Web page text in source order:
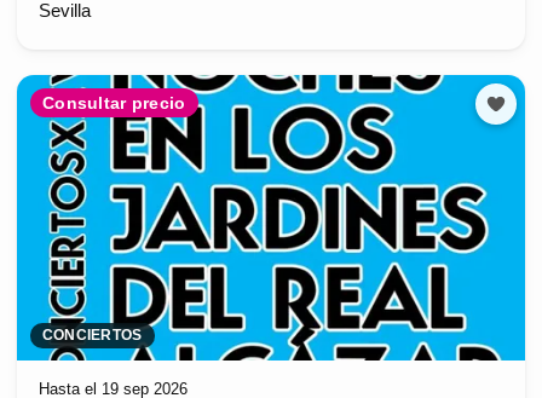
Sevilla
Consultar precio
CONCIERTOS
Hasta el 19 sep 2026